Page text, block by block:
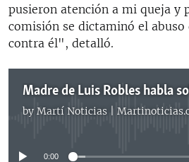
pusieron atención a mi queja y
comisión se dictaminó el abuso
contra él", detalló.
by Martí Noticias |
No media source
0:00